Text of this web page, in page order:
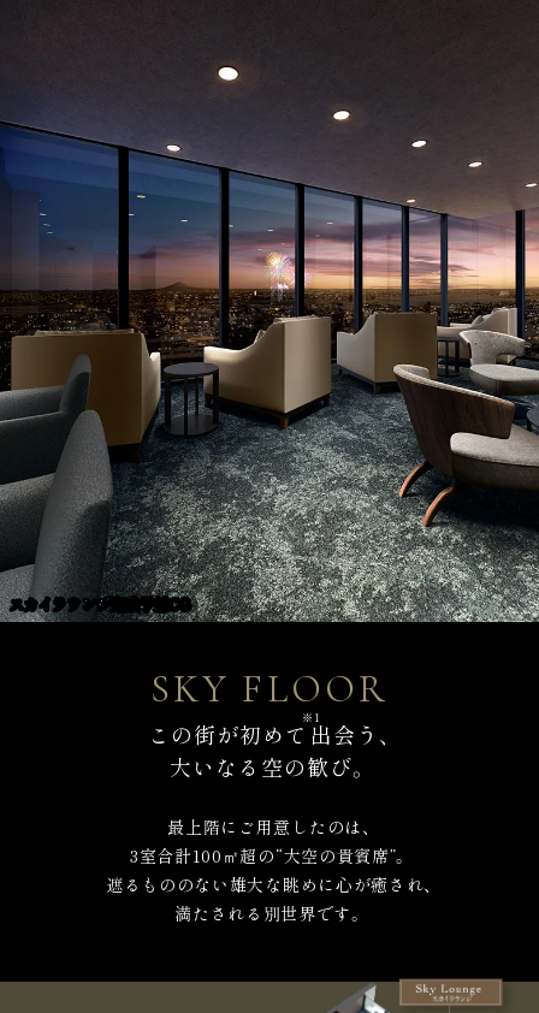
スカイラウンジ完成予想CG
SKY FLOOR
この街が初めて
※1
出会う、
大いなる空の歓び。
最上階にご用意したのは、
3室合計100㎡超の“大空の貴賓席”。
遮るもののない雄大な眺めに心が癒され、
満たされる別世界です。